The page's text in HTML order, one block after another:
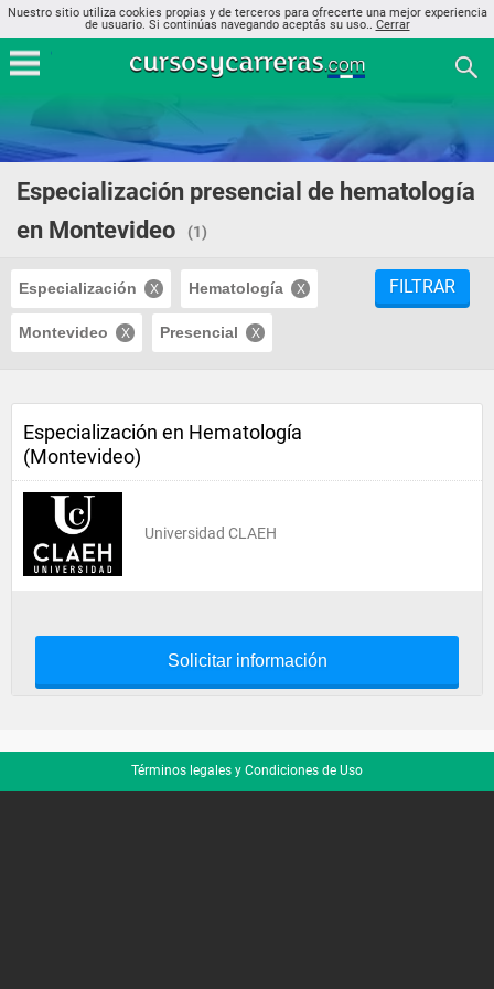
Nuestro sitio utiliza cookies propias y de terceros para ofrecerte una mejor experiencia
de usuario. Si continúas navegando aceptás su uso.. Cerrar
Especialización presencial de hematología
en Montevideo
(1)
Especialización Hematología
Montevideo Presencial
FILTRAR
Especialización en Hematología
(Montevideo)
Universidad CLAEH
Solicitar información
Términos legales y Condiciones de Uso